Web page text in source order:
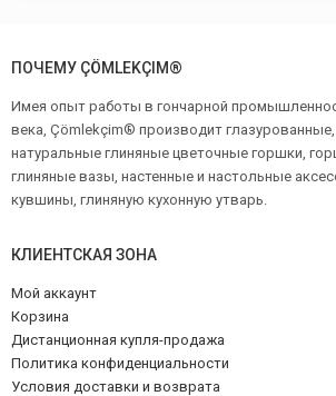
ПОЧЕМУ ÇÖMLEKÇIM®
Имея опыт работы в гончарной
века, Çömlekçim® производит
натуральные глиняные цветочные горшки,
глиняные вазы, настенные и настольные
кувшины, глиняную кухонную утварь.
КЛИЕНТСКАЯ ЗОНА
Мой аккаунт
Корзина
Дистанционная купля-продажа
Политика конфиденциальности
Условия доставки и возврата